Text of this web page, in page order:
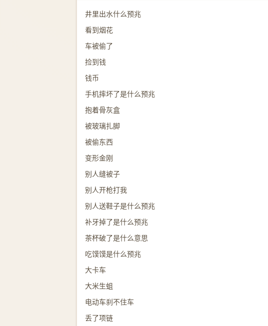
井里出水什么预兆
看到烟花
车被偷了
捡到钱
钱币
手机摔坏了是什么预兆
抱着骨灰盒
被玻璃扎脚
被偷东西
变形金刚
别人缝被子
别人开枪打我
别人送鞋子是什么预兆
补牙掉了是什么预兆
茶杯破了是什么意思
吃馍馍是什么预兆
大卡车
大米生蛆
电动车刹不住车
丢了项链